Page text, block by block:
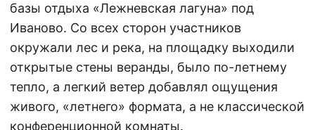
базы отдыха «Лежневская лагуна» под
Иваново. Со всех сторон участников
окружали лес и река, на площадку выходили
открытые стены веранды, было по-летнему
тепло, а легкий ветер добавлял ощущения
живого, «летнего» формата, а не классической
конференционной комнаты.